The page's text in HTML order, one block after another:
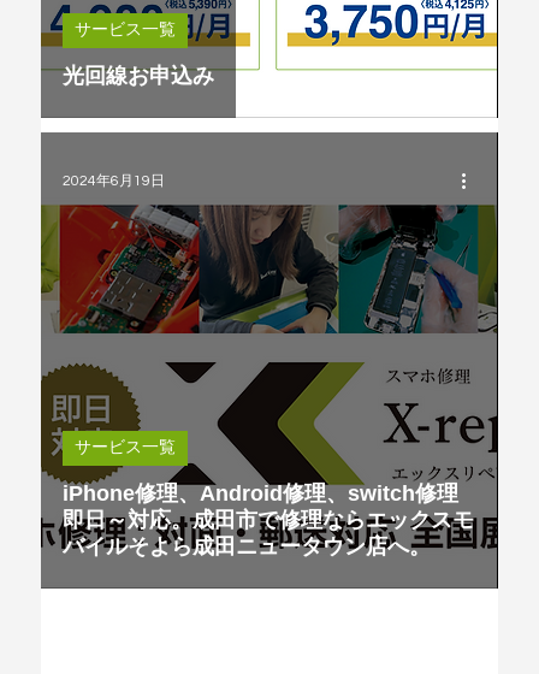
光回線お申込み
サービス一覧
iPhone修理、Android修理、switch修理
即日～対応。成田市で修理ならエックスモ
バイルそよら成田ニュータウン店へ。
サービス一覧
2024年6月19日